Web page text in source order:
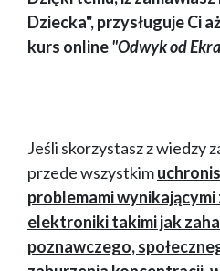
Dziecka", przysługuje Ci
kurs online"Odwyk od
Jeśli skorzystasz z wiedzy
przede wszystkim
problemami wynikającymi
elektroniki takimi jak
poznawczego,